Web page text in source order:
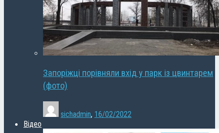
Запоріжці порівняли вхід у парк із цвинтарем
(фото)
sichadmin, 16/02/2022
Відео